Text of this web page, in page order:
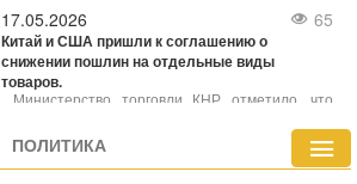
побывал в Париже и Лурде. Приглашение
организовать предстоящий визит поступило от
президента Франции, местных церковных
иерархов и генерального директора ЮНЕСКО.
17.05.2026 65
Китай и США пришли к соглашению о
снижении пошлин на отдельные виды
товаров.
Министерство торговли КНР отметило, что
усилению сотрудничества, в частности, в
аграрной сфере. При этом детали сделок пока
уточняются.
ПОЛИТИКА